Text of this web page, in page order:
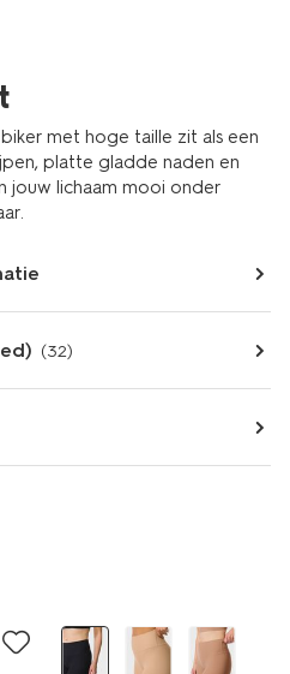
met hoge taille zit als een
platte gladde naden en
jouw lichaam mooi onder
(32)